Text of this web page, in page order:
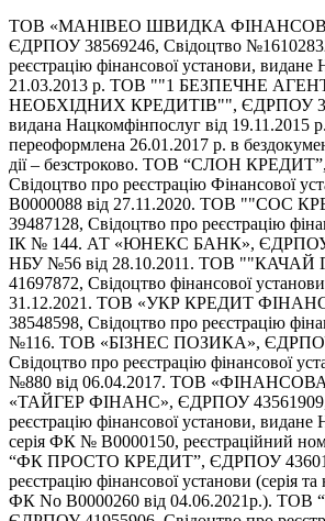
ТОВ «МАНІВЕО ШВИДКА
ЄДРПОУ 38569246, Свідоцтво
реєстрацію фінансової установи, видане
21.03.2013 р. ТОВ ""1 БЕЗПЕЧНЕ
НЕОБХІДНИХ КРЕДИТІВ"", ЄДРПОУ
видана Нацкомфінпослуг від 19.11.2015
переоформлена 26.01.2017 р. в
дії – безстроково. ТОВ “СЛОН
Свідоцтво про реєстрацію Фінансової
В0000088 від 27.11.2020. ТОВ ""СОС
39487128, Свідоцтво про реєстрацію
ІК № 144. АТ «ЮНЕКС БАНК», ЄДРПОУ
НБУ №56 від 28.10.2011. ТОВ
41697872, Свідоцтво фінансової
31.12.2021. ТОВ «УКР КРЕДИТ
38548598, Свідоцтво про реєстрацію
№116. ТОВ «БІЗНЕС ПОЗИКА»,
Свідоцтво про реєстрацію фінансової
№880 від 06.04.2017. ТОВ
«ТАЙГЕР ФІНАНС», ЄДРПОУ 43561909,
реєстрацію фінансової установи,
серія ФК № В0000150, реєстраційний
“ФК ПРОСТО КРЕДИТ”, ЄДРПОУ
реєстрацію фінансової установи (серія
ФК No В0000260 від 04.06.2021р.). ТОВ